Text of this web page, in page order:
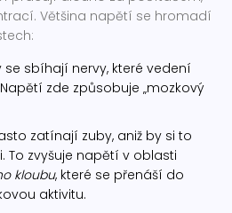
Většina napětí se hromadí
sbíhají nervy, které vedení
zde způsobuje „mozkový
zatínají zuby, aniž by si to
zvyšuje napětí v oblasti
kloubu, které se přenáší do
aktivitu.